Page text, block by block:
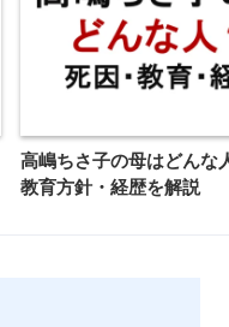
高嶋ちさ子の母はどんな
教育方針・経歴を解説